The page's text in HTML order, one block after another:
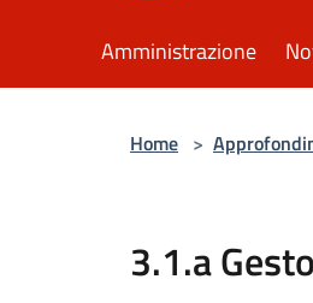
Amministrazione
Home >
3.1.a